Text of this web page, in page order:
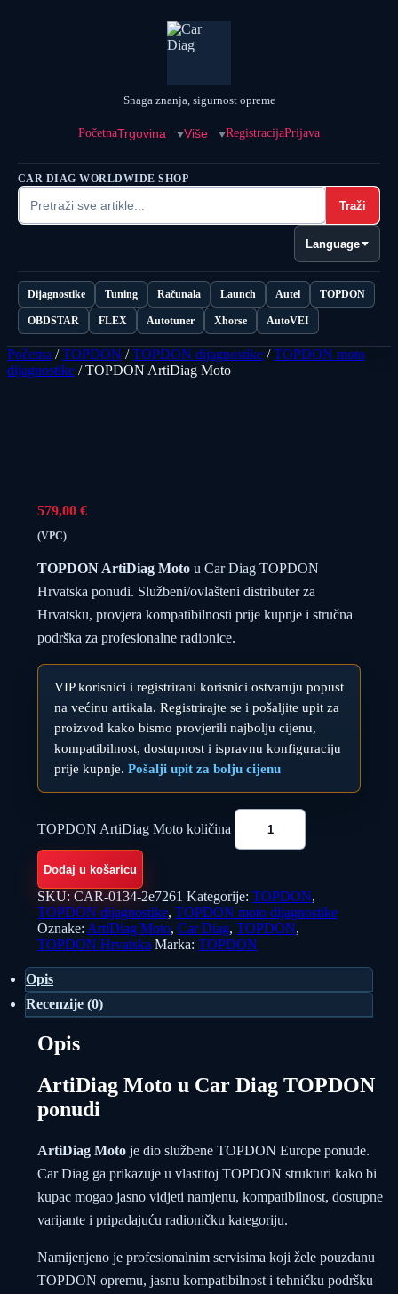
Snaga znanja, sigurnost opreme
PočetnaTrgovina Više RegistracijaPrijava
CAR DIAG WORLDWIDE SHOP
Traži
Language
Dijagnostike Tuning Računala Launch Autel TOPDON
OBDSTAR FLEX Autotuner Xhorse AutoVEI
Početna /TOPDON /TOPDON dijagnostike /TOPDON moto
dijagnostike / TOPDON ArtiDiag Moto
579,00 €
(VPC)
TOPDON ArtiDiag Moto u Car Diag TOPDON
Hrvatska ponudi. Službeni/ovlašteni distributer za
Hrvatsku, provjera kompatibilnosti prije kupnje i stručna
podrška za profesionalne radionice.
VIP korisnici i registrirani korisnici ostvaruju popust
na većinu artikala. Registrirajte se i pošaljite upit za
proizvod kako bismo provjerili najbolju cijenu,
kompatibilnost, dostupnost i ispravnu konfiguraciju
prije kupnje. Pošalji upit za bolju cijenu
TOPDON ArtiDiag Moto količina
Dodaj u košaricu
SKU: CAR-0134-2e7261 Kategorije: TOPDON,
TOPDON dijagnostike, TOPDON moto dijagnostike
Oznake: ArtiDiag Moto, Car Diag, TOPDON,
TOPDON Hrvatska Marka: TOPDON
Opis
Recenzije (0)
Opis
ArtiDiag Moto u Car Diag TOPDON
ponudi
ArtiDiag Moto je dio službene TOPDON Europe ponude.
Car Diag ga prikazuje u vlastitoj TOPDON strukturi kako bi
kupac mogao jasno vidjeti namjenu, kompatibilnost, dostupne
varijante i pripadajuću radioničku kategoriju.
Namijenjeno je profesionalnim servisima koji žele pouzdanu
TOPDON opremu, jasnu kompatibilnost i tehničku podršku